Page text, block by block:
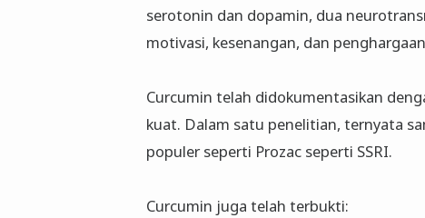
serotonin dan dopamin, dua
motivasi, kesenangan, dan
Curcumin telah didokumentasikan
kuat. Dalam satu penelitian, ternyata
populer seperti Prozac seperti SSRI.
Curcumin juga telah terbukti: